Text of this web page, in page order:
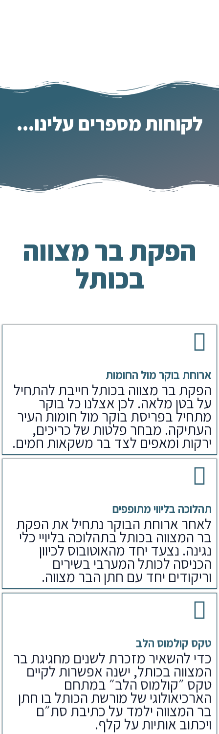
לקוחות מספרים עלינו...
הפקת בר מצווה
בכותל
ארוחת בוקר מול החומות
הפקת בר מצווה בכותל חייבת להתחיל
על בטן מלאה. לכן אצלנו כל בוקר
מתחיל בפריסת בוקר מול חומות העיר
העתיקה. מבחר פלטות של כריכים,
ירקות ומאפים לצד בר משקאות חמים.
תהלוכה בליווי מתופפים
לאחר ארוחת הבוקר נתחיל את הפקת
בר המצווה בכותל בתהלוכה בליויי כלי
נגינה. נצעד יחד מהאוטובוס לכיוון
הכניסה לכותל המערבי בשירים
וריקודים יחד עם חתן הבר מצווה.
טקס קולמוס הלב
כדי להשאיר מזכרת לשנים מחגיגת בר
המצווה בכותל, ישנה אפשרות לקיים
טקס ״קולמוס הלב״ במתחם
הארכיאולוגי של מורשת הכותל בו חתן
בר המצווה ילמד על כתיבת סת״ם
ויכתוב אותיות על קלף.